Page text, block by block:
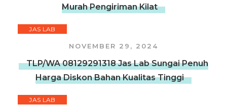
Murah Pengiriman Kilat
JAS LAB
NOVEMBER 29, 2024
TLP/WA 08129291318 Jas Lab Sungai Penuh
Harga Diskon Bahan Kualitas Tinggi
JAS LAB